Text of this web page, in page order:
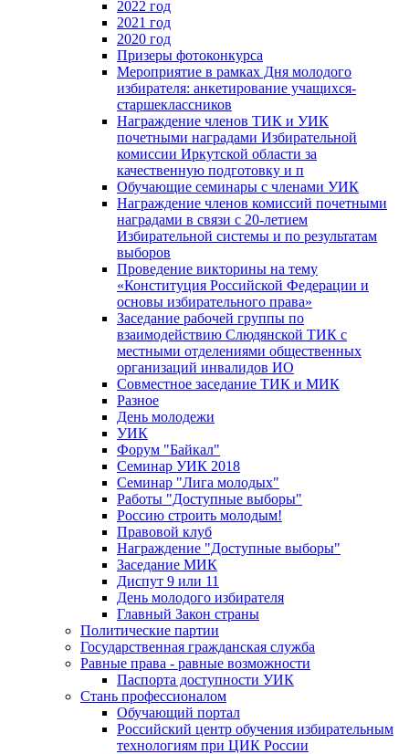
2022 год
2021 год
2020 год
Призеры фотоконкурса
Мероприятие в рамках Дня молодого
избирателя: анкетирование учащихся-
старшеклассников
Награждение членов ТИК и УИК
почетными наградами Избирательной
комиссии Иркутской области за
качественную подготовку и п
Обучающие семинары с членами УИК
Награждение членов комиссий почетными
наградами в связи с 20-летием
Избирательной системы и по результатам
выборов
Проведение викторины на тему
«Конституция Российской Федерации и
основы избирательного права»
Заседание рабочей группы по
взаимодействию Слюдянской ТИК с
местными отделениями общественных
организаций инвалидов ИО
Совместное заседание ТИК и МИК
Разное
День молодежи
УИК
Форум "Байкал"
Семинар УИК 2018
Семинар "Лига молодых"
Работы "Доступные выборы"
Россию строить молодым!
Правовой клуб
Награждение "Доступные выборы"
Заседание МИК
Диспут 9 или 11
День молодого избирателя
Главный Закон страны
Политические партии
Государственная гражданская служба
Равные права - равные возможности
Паспорта доступности УИК
Стань профессионалом
Обучающий портал
Российский центр обучения избирательным
технологиям при ЦИК России